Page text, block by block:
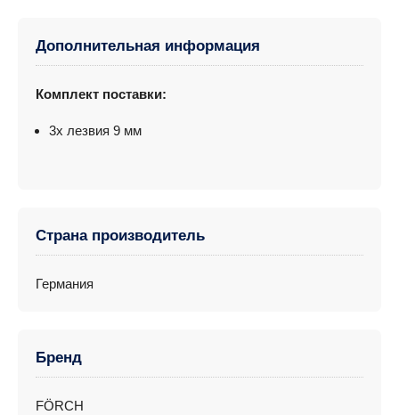
Дополнительная информация
Комплект поставки:
3x лезвия 9 мм
Страна производитель
Германия
Бренд
FÖRCH